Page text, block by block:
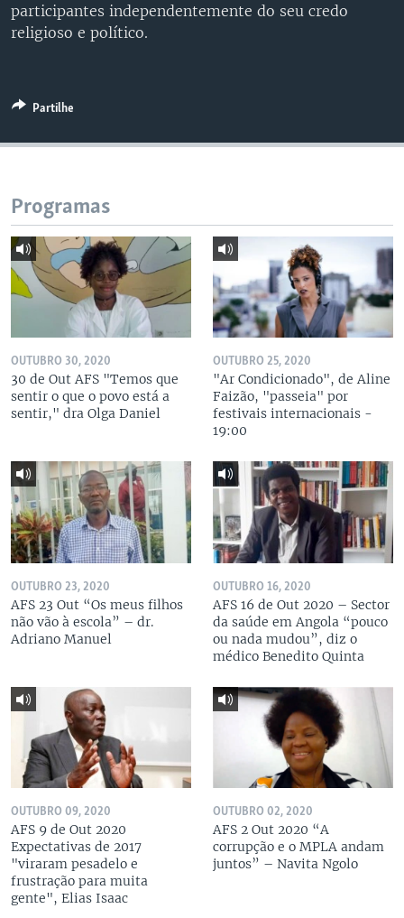
participantes independentemente do seu credo
religioso e político.
Partilhe
Programas
OUTUBRO 30, 2020
30 de Out AFS "Temos que
sentir o que o povo está a
sentir," dra Olga Daniel
OUTUBRO 25, 2020
"Ar Condicionado", de Aline
Faizão, "passeia" por
festivais internacionais -
19:00
OUTUBRO 23, 2020
AFS 23 Out “Os meus filhos
não vão à escola” – dr.
Adriano Manuel
OUTUBRO 16, 2020
AFS 16 de Out 2020 – Sector
da saúde em Angola “pouco
ou nada mudou”, diz o
médico Benedito Quinta
OUTUBRO 09, 2020
AFS 9 de Out 2020
Expectativas de 2017
"viraram pesadelo e
frustração para muita
gente", Elias Isaac
OUTUBRO 02, 2020
AFS 2 Out 2020 “A
corrupção e o MPLA andam
juntos” – Navita Ngolo